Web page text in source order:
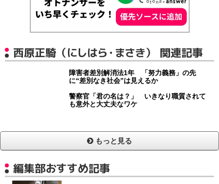
西原正騎（にしはら・まさき） 関連記事
障害者差別解消法1年 「努力義務」の先
に“差別なき社会”は見えるか
警察官「君の名は？」 いきなり職質されて
も意外と大丈夫なワケ
もっと見る
編集部おすすめ記事